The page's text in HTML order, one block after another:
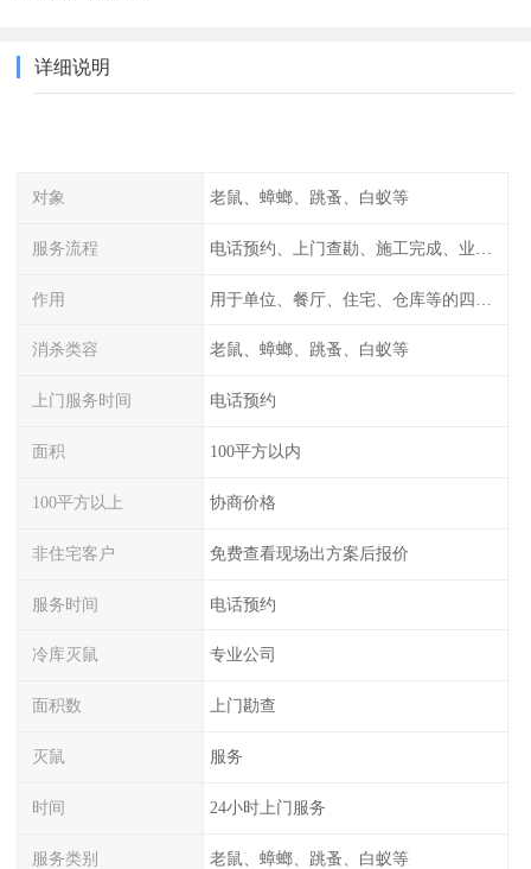
详细说明
对象 老鼠、蟑螂、跳蚤、白蚁等
服务流程
作用
消杀类容 老鼠、蟑螂、跳蚤、白蚁等
上门服务时间 电话预约
面积 100平方以内
100平方以上 协商价格
非住宅客户 免费查看现场出方案后报价
服务时间 电话预约
冷库灭鼠 专业公司
面积数 上门勘查
灭鼠 服务
时间 24小时上门服务
服务类别 老鼠、蟑螂、跳蚤、白蚁等